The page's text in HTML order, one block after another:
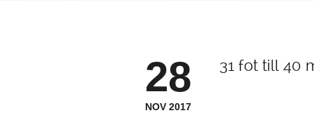
28
NOV 2017
31 fot till 40